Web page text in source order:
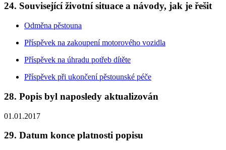
24. Související životní situace a návody, jak je řešit
Odměna pěstouna
Příspěvek na zakoupení motorového vozidla
Příspěvek na úhradu potřeb dítěte
Příspěvek při ukončení pěstounské péče
28. Popis byl naposledy aktualizován
01.01.2017
29. Datum konce platnosti popisu